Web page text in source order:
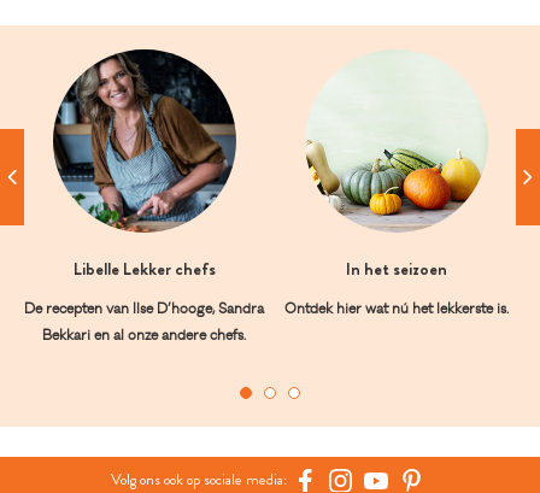
Libelle Lekker chefs
De recepten van Ilse D’hooge, Sandra
Bekkari en al onze andere chefs.
In het seizoen
Ontdek hier wat nú het lekkerste is.
Volg ons ook op sociale media: